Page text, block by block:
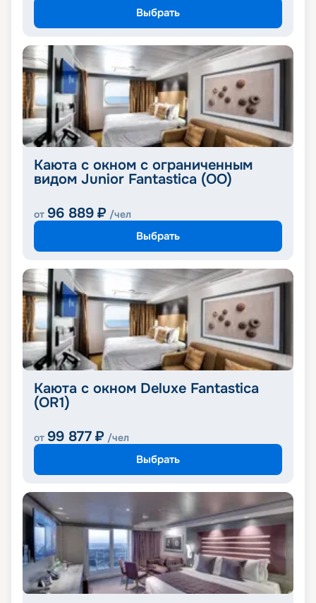
Выбрать
Каюта с окном с ограниченным
видом Junior Fantastica (OO)
от 96 889 ₽ /чел
Выбрать
Каюта с окном Deluxe Fantastica
(OR1)
от 99 877 ₽ /чел
Выбрать